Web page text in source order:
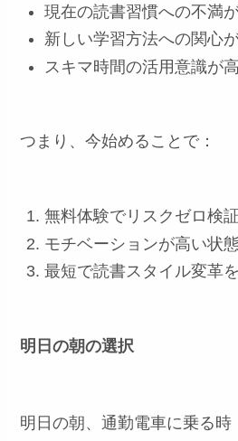
現在の読書習慣への不満
新しい学習方法への関心
スキマ時間の活用意識が
つまり、今始めることで：
無料体験でリスクゼロ検証
モチベーションが高い状
最短で読書スタイル変革
明日の朝の選択
明日の朝、通勤電車に乗る時